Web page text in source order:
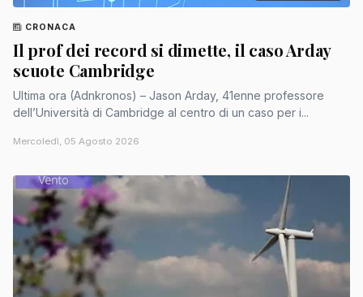
CRONACA
Il prof dei record si dimette, il caso Arday
scuote Cambridge
Ultima ora (Adnkronos) – Jason Arday, 41enne professore
dell’Università di Cambridge al centro di un caso per i...
Mercoledì, 05 Agosto 2026